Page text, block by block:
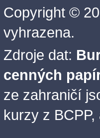
Copyright ©
vyhrazena.
Zdroje dat:
cenných
ze zahraničí
kurzy z